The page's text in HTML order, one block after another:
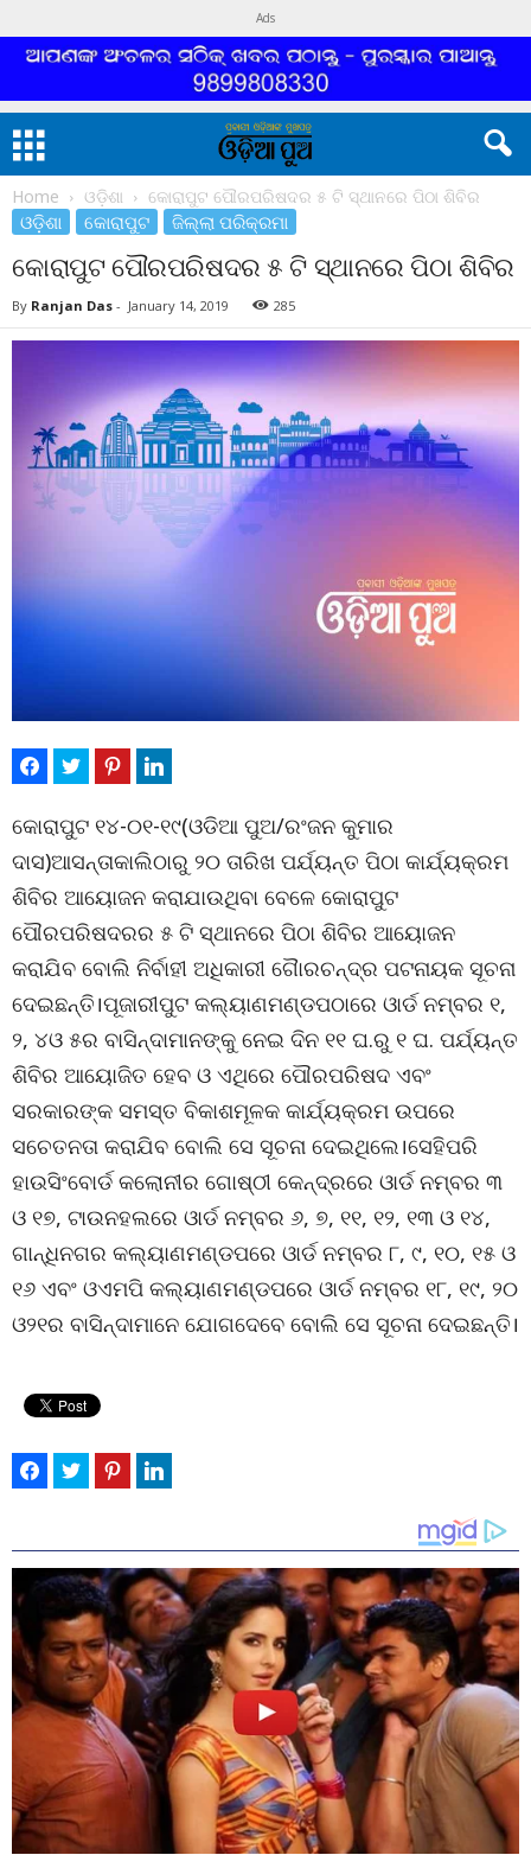
Ads
Home ଓଡ଼ିଶା କୋରାପୁଟ ପୌରପରିଷଦର ୫ ଟି ସ୍ଥାନରେ ପିଠା ଶିବିର
ଓଡ଼ିଶା କୋରାପୁଟ ଜିଲ୍ଲା ପରିକ୍ରମା
କୋରାପୁଟ ପୌରପରିଷଦର ୫ ଟି ସ୍ଥାନରେ ପିଠା ଶିବିର
By Ranjan Das - January 14, 2019 285
କୋରାପୁଟ ୧୪-୦୧-୧୯(ଓଡିଆ ପୁଅ/ରଂଜନ କୁମାର
ଦାସ)ଆସନ୍ତାକାଲିଠାରୁ ୨୦ ତାରିଖ ପର୍ଯ୍ୟନ୍ତ ପିଠା କାର୍ଯ୍ୟକ୍ରମ
ଶିବିର ଆୟୋଜନ କରାଯାଉଥିବା ବେଳେ କୋରାପୁଟ
ପୌରପରିଷଦରର ୫ ଟି ସ୍ଥାନରେ ପିଠା ଶିବିର ଆୟୋଜନ
କରାଯିବ ବୋଲି ନିର୍ବାହୀ ଅଧିକାରୀ ଗୈାରଚନ୍ଦ୍ର ପଟନାୟକ ସୂଚନା
ଦେଇଛନ୍ତି।ପୂଜାରୀପୁଟ କଲ୍ୟାଣମଣ୍ଡପଠାରେ ଓାର୍ଡ ନମ୍ବର ୧,
୨, ୪ଓ ୫ର ବାସିନ୍ଦାମାନଙ୍କୁ ନେଇ ଦିନ ୧୧ ଘ.ରୁ ୧ ଘ. ପର୍ଯ୍ୟନ୍ତ
ଶିବିର ଆୟୋଜିତ ହେବ ଓ ଏଥିରେ ପୌରପରିଷଦ ଏବଂ
ସରକାରଙ୍କ ସମସ୍ତ ବିକାଶମୂଳକ କାର୍ଯ୍ୟକ୍ରମ ଉପରେ
ସଚେତନତା କରାଯିବ ବୋଲି ସେ ସୂଚନା ଦେଇଥିଲେ।ସେହିପରି
ହାଉସିଂବୋର୍ଡ କଲୋନୀର ଗୋଷ୍ଠୀ କେନ୍ଦ୍ରରେ ଓାର୍ଡ ନମ୍ବର ୩
ଓ ୧୭, ଟାଉନହଲରେ ଓାର୍ଡ ନମ୍ବର ୬, ୭, ୧୧, ୧୨, ୧୩ ଓ ୧୪,
ଗାନ୍ଧିନଗର କଲ୍ୟାଣମଣ୍ଡପରେ ଓାର୍ଡ ନମ୍ବର ୮, ୯, ୧୦, ୧୫ ଓ
୧୬ ଏବଂ ଓଏମପି କଲ୍ୟାଣମଣ୍ଡପରେ ଓାର୍ଡ ନମ୍ବର ୧୮, ୧୯, ୨୦
ଓ୨୧ର ବାସିନ୍ଦାମାନେ ଯୋଗଦେବେ ବୋଲି ସେ ସୂଚନା ଦେଇଛନ୍ତି।